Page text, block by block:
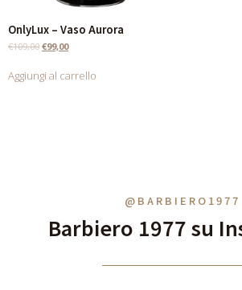
OnlyLux – Vaso Aurora
€109,00 €99,00
Aggiungi al carrello
@BARBIERO1977
Barbiero 1977 su